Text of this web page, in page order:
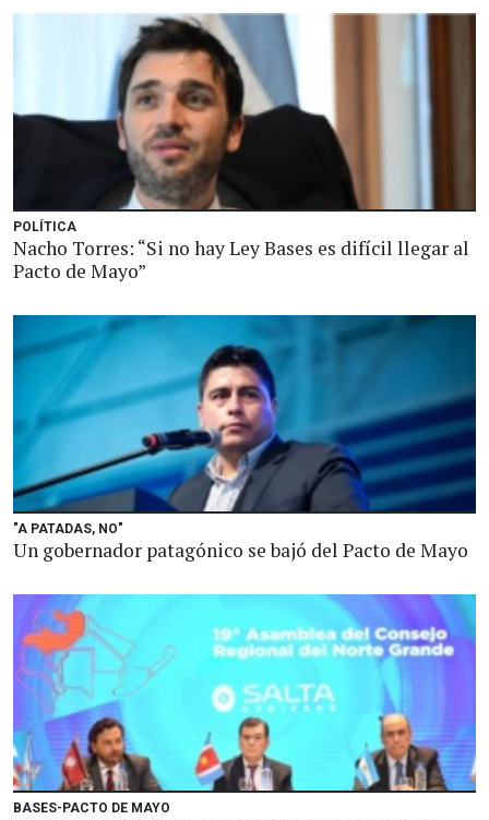
POLÍTICA
Nacho Torres: “Si no hay Ley Bases es difícil llegar al
Pacto de Mayo”
"A PATADAS, NO"
Un gobernador patagónico se bajó del Pacto de Mayo
BASES-PACTO DE MAYO